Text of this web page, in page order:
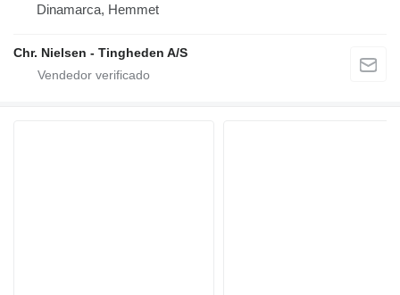
Dinamarca, Hemmet
Chr. Nielsen - Tingheden A/S